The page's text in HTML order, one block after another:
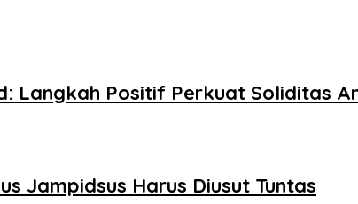
Langkah Positif Perkuat Soliditas
Jampidsus Harus Diusut Tuntas